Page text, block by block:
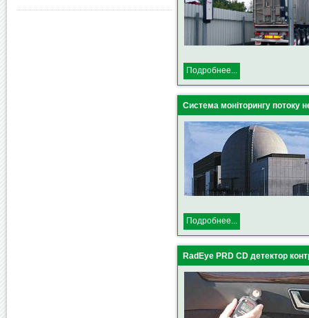
Подробнее...
Система моніторингу потоку
Подробнее...
RadEye PRD CD детектор